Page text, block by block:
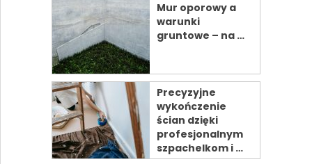
Mur oporowy a
warunki
gruntowe – na …
Precyzyjne
wykończenie
ścian dzięki
profesjonalnym
szpachelkom i …